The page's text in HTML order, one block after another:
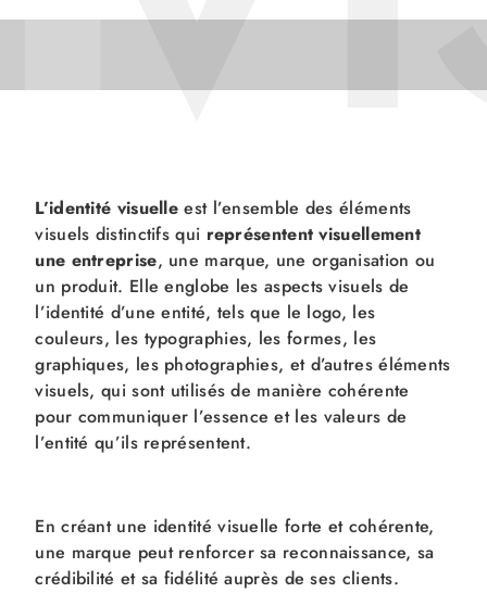
L’identité visuelle est l’ensemble des éléments
visuels distinctifs qui représentent visuellement
une entreprise, une marque, une organisation ou
un produit. Elle englobe les aspects visuels de
l’identité d’une entité, tels que le logo, les
couleurs, les typographies, les formes, les
graphiques, les photographies, et d’autres éléments
visuels, qui sont utilisés de manière cohérente
pour communiquer l’essence et les valeurs de
l’entité qu’ils représentent.
En créant une identité visuelle forte et cohérente,
une marque peut renforcer sa reconnaissance, sa
crédibilité et sa fidélité auprès de ses clients.